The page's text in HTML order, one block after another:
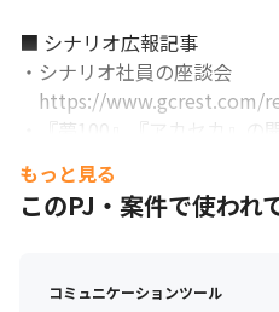
■ シナリオ広報記事
・シナリオ社員の座談会
https://www.gcrest.com/
・『夢100』『アカセカ』の
「女性向けゲーム制作のこだ
作りとは」をレポート
・女性を「キュン」とさせ
もっと見る
このPJ・案件で使われ
コミュニケーションツール